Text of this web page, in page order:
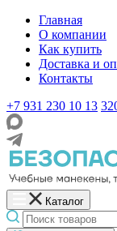
Главная
О компании
Как купить
Доставка и
Контакты
+7 931 230 10 13
Каталог